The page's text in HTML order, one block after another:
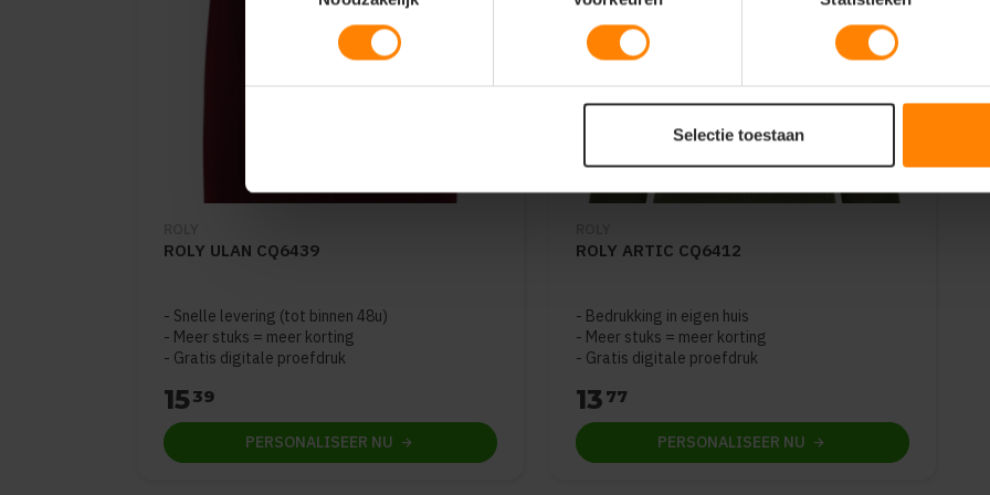
Selectie toestaan
ROLY ULAN CQ6439
Snelle levering (tot binnen 48u)
Meer stuks = meer korting
Gratis digitale proefdruk
1539
PERSONALISEER NU
ROLY ARTIC CQ6412
Bedrukking in eigen huis
Meer stuks = meer korting
Gratis digitale proefdruk
13 77
PERSONALISEER NU